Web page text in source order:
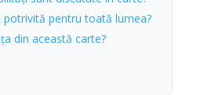
potrivită pentru toată lumea?
din această carte?